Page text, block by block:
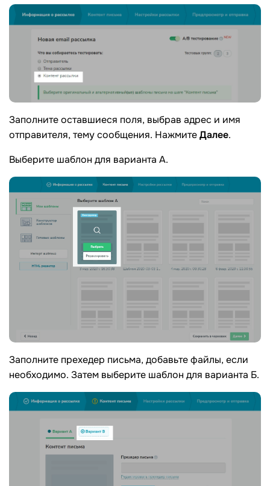
Заполните оставшиеся поля, выбрав адрес и имя
отправителя, тему сообщения. НажмитеДалее.
Выберите шаблон для варианта А.
Заполните прехедер письма, добавьте файлы, если
необходимо. Затем выберите шаблон для варианта Б.